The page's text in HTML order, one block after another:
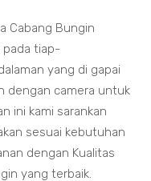
Cabang Bungin
pada tiap-
yang di gapai
dengan camera untuk
ini kami sarankan
sesuai kebutuhan
dengan Kualitas
yang terbaik.